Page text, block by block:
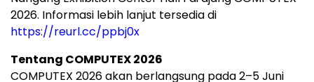
2026. Informasi lebih lanjut tersedia di
https://reurl.cc/ppbj0x
Tentang COMPUTEX 2026
COMPUTEX 2026 akan berlangsung pada 2–5 Juni